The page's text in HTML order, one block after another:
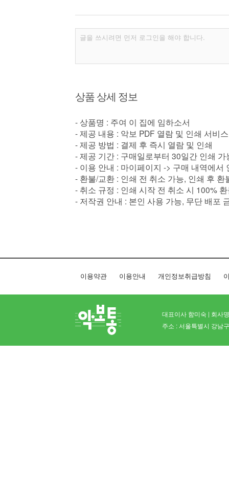
상품 상세 정보
- 상품명 : 주여 이 집에 임하소서
- 제공 내용 : 악보 PDF 열람 및 인쇄 서비스
- 제공 방법 : 결제 후 즉시 열람 및 인쇄
- 제공 기간 : 구매일로부터 30일간 인쇄
- 이용 안내 : 마이페이지 -> 구매 내역에서
- 환불/교환 : 인쇄 전 취소 가능, 인쇄 후 환
- 취소 규정 : 인쇄 시작 전 취소 시 100%
- 저작권 안내 : 본인 사용 가능, 무단 배포
이용약관 이용안내 개인정보취급방침
대표이사 함미숙 | 회사
주소 : 서울특별시 강남